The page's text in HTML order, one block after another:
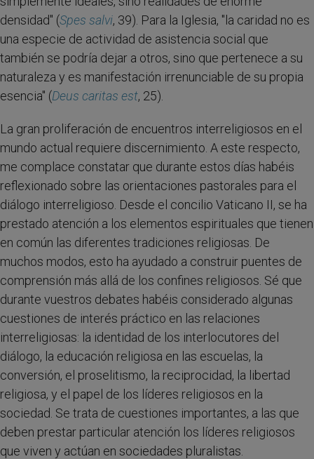
densidad" (Spes salvi, 39). Para la Iglesia, "la caridad no es
una especie de actividad de asistencia social que
también se podría dejar a otros, sino que pertenece a su
naturaleza y es manifestación irrenunciable de su propia
esencia" (Deus caritas est, 25).
La gran proliferación de encuentros interreligiosos en el
mundo actual requiere discernimiento. A este respecto,
me complace constatar que durante estos días habéis
reflexionado sobre las orientaciones pastorales para el
diálogo interreligioso. Desde el concilio Vaticano II, se ha
prestado atención a los elementos espirituales que tienen
en común las diferentes tradiciones religiosas. De
muchos modos, esto ha ayudado a construir puentes de
comprensión más allá de los confines religiosos. Sé que
durante vuestros debates habéis considerado algunas
cuestiones de interés práctico en las relaciones
interreligiosas: la identidad de los interlocutores del
diálogo, la educación religiosa en las escuelas, la
conversión, el proselitismo, la reciprocidad, la libertad
religiosa, y el papel de los líderes religiosos en la
sociedad. Se trata de cuestiones importantes, a las que
deben prestar particular atención los líderes religiosos
que viven y actúan en sociedades pluralistas.